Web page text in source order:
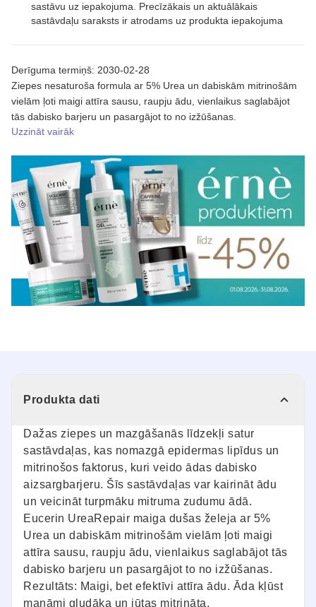
Derīguma termiņš: 2030-02-28
Ziepes nesaturoša formula ar 5% Urea un dabiskām mitrinošām
vielām ļoti maigi attīra sausu, raupju ādu, vienlaikus saglabājot
tās dabisko barjeru un pasargājot to no izžūšanas.
Uzzināt vairāk
sastāvu uz iepakojuma. Precīzākais un aktuālākais
sastāvdaļu saraksts ir atrodams uz produkta iepakojuma
Produkta dati
Dažas ziepes un mazgāšanās līdzekļi satur
sastāvdaļas, kas nomazgā epidermas lipīdus un
mitrinošos faktorus, kuri veido ādas dabisko
aizsargbarjeru. Šīs sastāvdaļas var kairināt ādu
un veicināt turpmāku mitruma zudumu ādā.
Eucerin UreaRepair maiga dušas želeja ar 5%
Urea un dabiskām mitrinošām vielām ļoti maigi
attīra sausu, raupju ādu, vienlaikus saglabājot tās
dabisko barjeru un pasargājot to no izžūšanas.
Rezultāts: Maigi, bet efektīvi attīra ādu. Āda kļūst
manāmi gludāka un jūtas mitrināta.